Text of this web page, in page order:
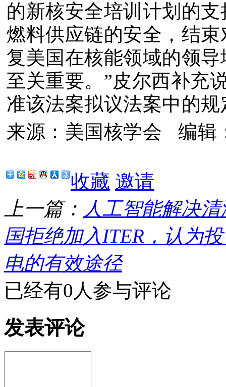
的新核安全培训计划的
燃料供应链的安全，结
复美国在核能领域的领
至关重要。”皮尔西补充
准该法案拟议法案中的规
来源：美国核学会 编辑
收藏 邀请
上一篇： 人工智能解决
国拒绝加入ITER，认为
电的有效途径
已经有0人参与评论
发表评论